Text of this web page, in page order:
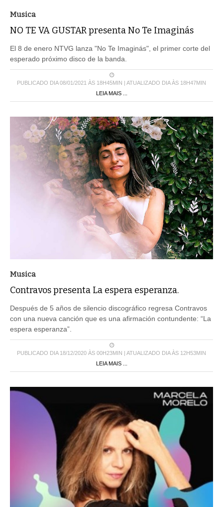
Musica
NO TE VA GUSTAR presenta No Te Imaginás
El 8 de enero NTVG lanza "No Te Imaginás", el primer corte del
esperado próximo disco de la banda.
PUBLICADO DIA 08/01/2021 ÀS 18H45MIN | ATUALIZADO DIA ÀS 18H47MIN
LEIA MAIS ...
Musica
Contravos presenta La espera esperanza.
Después de 5 años de silencio discográfico regresa Contravos
con una nueva canción que es una afirmación contundente: “La
espera esperanza”.
PUBLICADO DIA 18/12/2020 ÀS 00H23MIN | ATUALIZADO DIA ÀS 12H53MIN
LEIA MAIS ...